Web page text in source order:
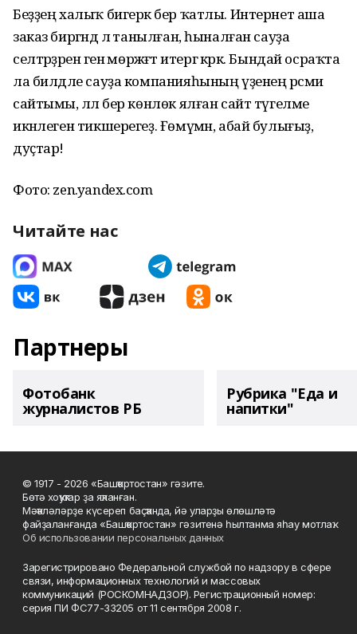
Беҙҙең халыҡ бигерәк бер ҡатлы. Интернет аша
заказ биргәндә лә танылған, һыналған сауҙа
селтәрҙәренә генә мөрәжәғәт итергә кәрәк. Бындай осраҡта
ла билдәле сауҙа компанияһының үҙенең рәсми
сайтымы, әллә бер көнлөк ялған сайт түгелме
икәнлеген тикшерегеҙ. Ғөмүмән, абай булығыҙ,
дуҫтар!
Фото: zen.yandex.com
Читайте нас
Партнеры
Фотобанк
журналистов РБ
Рубрика "Еда и
напитки"
© 1917 - 2026 «Башҡортостан» гәзите.
Бөтә хоҡуҡтар ҙа яҡланған.
Мәҡәләләрҙе күсереп баҫҡанда, йә уларҙы өлөшләтә
файҙаланғанда «Башҡортостан» гәзитенә һылтанма яһау мотлаҡ.
Об использовании персональных данных
Зарегистрировано Федеральной службой по надзору в сфере
связи, информационных технологий и массовых
коммуникаций (РОСКОМНАДЗОР). Регистрационный номер:
серия ПИ ФС77-33205 от 11 сентября 2008 г.